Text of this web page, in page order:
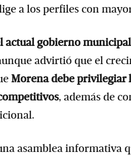
a los perfiles con
actual gobierno
advirtió que el
Morena debe privilegiar
, además de
asamblea informativa